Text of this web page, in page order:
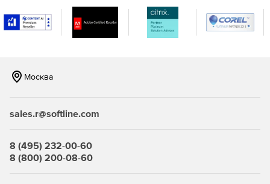
панели WebForms для полноценного использования
метода WYSIWYG. Экспорт в форматах JPEG, GIF, PNG,
Native Tee, TIFF, BMP, Flash и EM. Графики могут
Оптимизация для Ajax-приложений.
для масштабирования.
компонента Charting.
Москва
sales.r@softline.com
8 (495) 232-00-60
8 (800) 200-08-60